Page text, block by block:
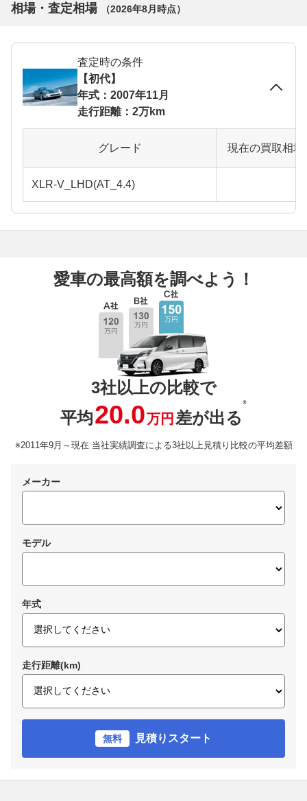
相場・査定相場
（2026年8月 時点）
査定時の条件
【初代】
年式：2007年11月
走行距離：2万km
グレード 現在の買取相
XLR-V_LHD(AT_4.4)
愛車の最高額を調べよう！
3社以上の比較で
平均20.0万円 差が出る
※
※2011年9月～現在 当社実績調査による3社以上見積り比較の平均差額
メーカー
モデル
年式
走行距離(km)
無料 見積りスタート